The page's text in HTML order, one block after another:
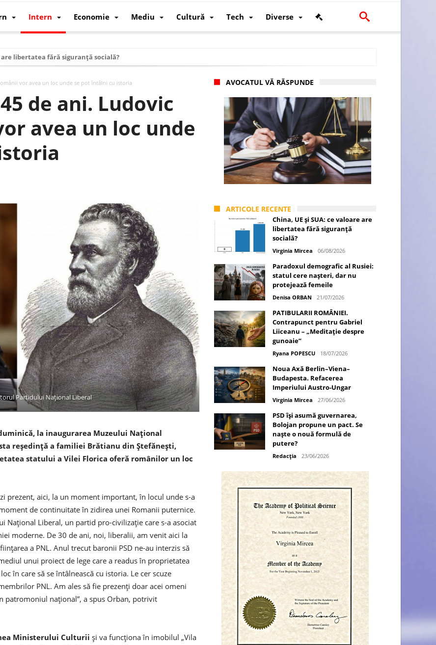
Intern Economie Mediu Cultură Tech Diverse
are libertatea fără siguranță socială?
a devenit atelierul lumii și rivalul economic al SUA
ce rezistă?
Europeană. Ce ne așteaptă? – O analiză structurală a demografiei, fiscalității și poziției României în U.E.
ca țară
pentru a înlocui Nvidia
vor avea un loc unde se pot întâlni cu istoria
de ani. Ludovic
avea un loc unde
Partidului Național Liberal
la inaugurarea Muzeului Naţional
reşedinţă a familiei Brătianu din Ştefăneşti,
statului a Vilei Florica oferă românilor un loc
prezent, aici, la un moment important, în locul unde s-a
de continuitate în zidirea unei Romanii puternice.
Național Liberal, un partid pro-civilizație care s-a asociat
moderne. De 30 de ani, noi, liberalii, am venit aici la
a PNL. Anul trecut baronii PSD ne-au interzis să
unui proiect de lege care a readus în proprietatea
în care să se întâlnească cu istoria. Le cer scuze
PNL. Am ales să fie prezenți doar acei omeni
patromoniul național”, a spus Orban, potrivit
Ministerului Culturii și va funcționa în imobilul „Vila
AVOCATUL VĂ RĂSPUNDE
ARTICOLE RECENTE
China, UE și SUA: ce valoare are
libertatea fără siguranță
socială?
Virginia Mircea 06/08/2026
Paradoxul demografic al Rusiei:
statul cere nașteri, dar nu
protejează femeile
Denisa ORBAN 21/07/2026
PATIBULARII ROMÂNIEI.
Contrapunct pentru Gabriel
Liiceanu – „Meditație despre
gunoaie”
Ryana POPESCU 18/07/2026
Noua Axă Berlin–Viena–
Budapesta. Refacerea
Imperiului Austro-Ungar
Virginia Mircea 27/06/2026
PSD își asumă guvernarea,
Bolojan propune un pact. Se
naște o nouă formulă de
putere?
Redacția 23/06/2026